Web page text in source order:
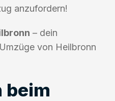
anzufordern!
– dein
von Heilbronn
beim